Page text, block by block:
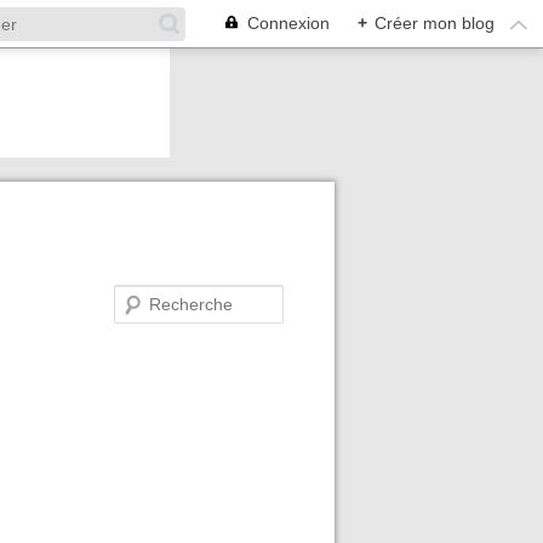
Connexion + Créer mon blog